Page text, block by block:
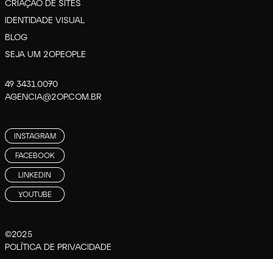
CRIAÇÃO DE SITES
IDENTIDADE VISUAL
BLOG
SEJA UM 2OPEOPLE
49 3431.0070
AGENCIA@2OP.COM.BR
INSTAGRAM
FACEBOOK
LINKEDIN
YOUTUBE
©2025
POLÍTICA DE PRIVACIDADE